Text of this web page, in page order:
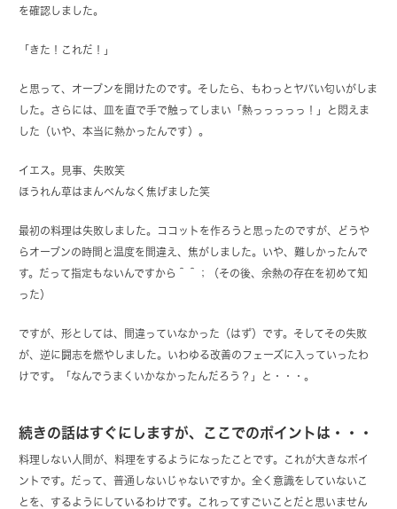
を確認しました。
「きた！これだ！」
と思って、オーブンを開けたのです。そしたら、もわっとヤバい匂いがしま
した。さらには、皿を直で手で触ってしまい「熱っっっっっ！」と悶えま
した（いや、本当に熱かったんです）。
イエス。見事、失敗笑
ほうれん草はまんべんなく焦げました笑
最初の料理は失敗しました。ココットを作ろうと思ったのですが、どうや
らオーブンの時間と温度を間違え、焦がしました。いや、難しかったんで
す。だって指定もないんですから＾＾；（その後、余熱の存在を初めて知
った）
ですが、形としては、間違っていなかった（はず）です。そしてその失敗
が、逆に闘志を燃やしました。いわゆる改善のフェーズに入っていったわ
けです。「なんでうまくいかなかったんだろう？」と・・・。
続きの話はすぐにしますが、ここでのポイントは・・・
料理しない人間が、料理をするようになったことです。これが大きなポイ
ントです。だって、普通しないじゃないですか。全く意識をしていないこ
とを、するようにしているわけです。これってすごいことだと思いません